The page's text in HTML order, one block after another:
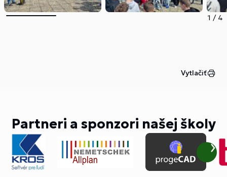
1 / 4
Vytlačiť
Partneri a sponzori našej školy